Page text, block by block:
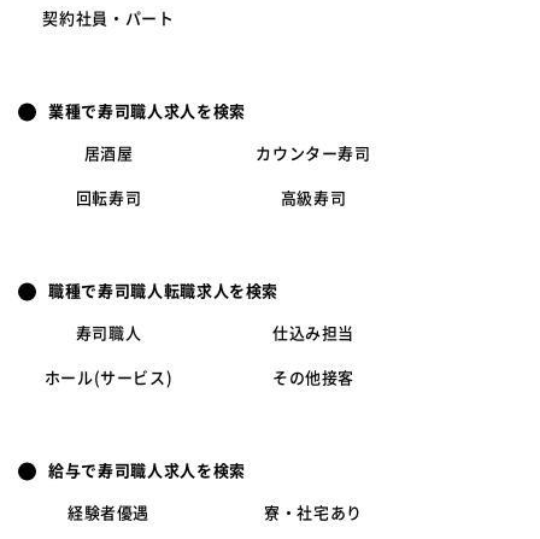
契約社員・パート
業種で寿司職人求人を検索
居酒屋 カウンター寿司
回転寿司 高級寿司
職種で寿司職人転職求人を検索
寿司職人 仕込み担当
ホール(サービス) その他接客
給与で寿司職人求人を検索
経験者優遇 寮・社宅あり